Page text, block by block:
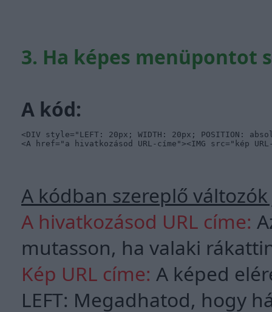
3. Ha képes menüpontot
A kód:
<DIV style="LEFT: 20px; WIDTH: 20px; POSITION:
<A href="a hivatkozásod URL-címe"><IMG src="kép
A kódban szereplő
A hivatkozásod URL címe:
mutasson, ha valaki
Kép URL címe: A képed
LEFT: Megadhatod, hogy